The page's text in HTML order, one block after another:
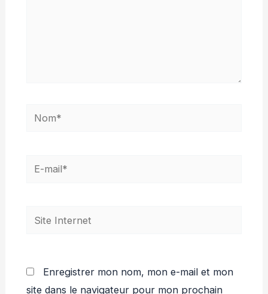
Nom*
E-
Site
Enregistrer mon nom, mon e-mail et mon
site dans le navigateur pour mon prochain